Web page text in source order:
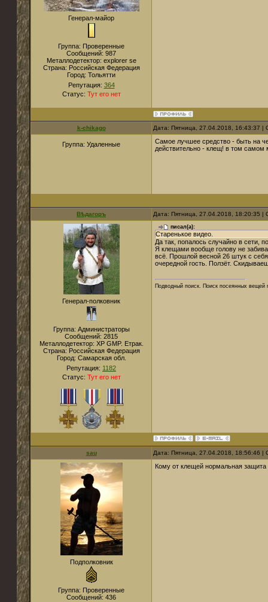
Генерал-майор
Группа: Проверенные
Сообщений: 987
Металлодетектор: explorer se
Страна: Российская Федерация
Город: Тольятти
Репутация: 364
Статус: Тут его нет
k-chikago Дата: Пятница, 27.04.2018, 16:43:37
Группа: Удаленные
Самое лучшее средство - быть на
действительно - клещ! в том самом
Вѣдагоръ Дата: Пятница, 27.04.2018, 18:20:35
Генерал-полковник
Группа: Администраторы
Сообщений: 2815
Металлодетектор: XP GMP. Етрак.
Страна: Российская Федерация
Город: Самарская обл.
Репутация: 1182
Статус: Тут его нет
писал(а):
Старенькое видео.
Да так, попалось случайно в сети,
Я клещами вообще голову не
всё. Прошлой весной 26 штук с
очередной гость. Ползёт.
Подводный поиск. Поиск посеянных вещей
sau Дата: Пятница, 27.04.2018, 18:56:46
Подполковник
Группа: Проверенные
Сообщений: 436
Кому от клещей нормальная